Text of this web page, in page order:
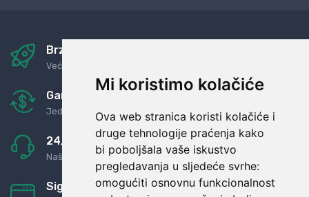
Mi koristimo kolačiće
Ova web stranica koristi kolačiće i
druge tehnologije praćenja kako
bi poboljšala vaše iskustvo
pregledavanja u sljedeće svrhe:
omogućiti osnovnu funkcionalnost
Brza i sigurna dostava
Već za nekoliko dana kod vas
Garancija u povrat novaca
Jednostavno pravilo: Roba za novac
24/7 odlična podrška
Naši agenti uvijek na raspolaganju
Sigurno obročno plaćanje